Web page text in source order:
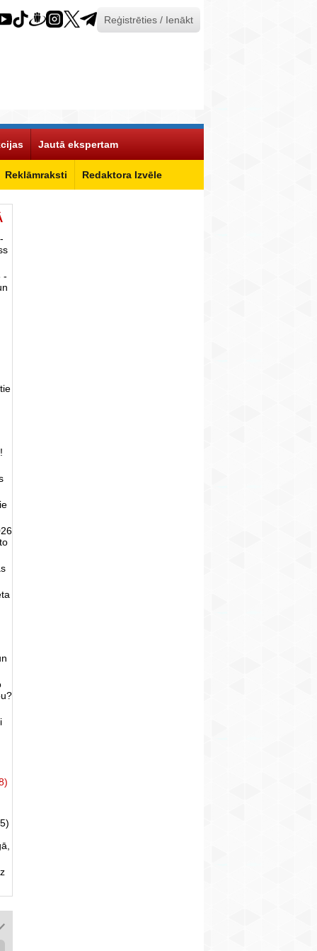
Reģistrēties / Ienākt
Reklāmraksti Redaktora Izvēle
Jautā ekspertam
-